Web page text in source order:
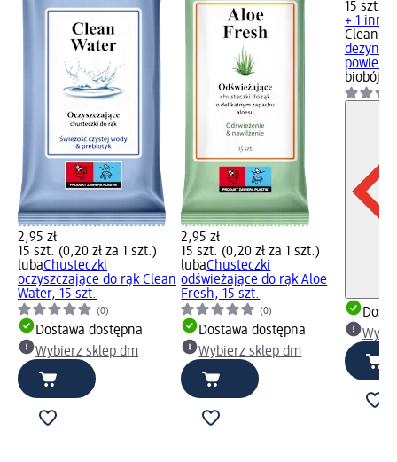
2,95 zł
15 szt. (0,20 zł za 1 szt.)
lubaChusteczki
oczyszczające do rąk Clean
Water, 15 szt.
(0)
Dostawa dostępna
Wybierz sklep dm
2,95 zł
15 szt. (0,20 zł za 1 szt.)
lubaChusteczki
odświeżające do rąk Aloe
Fresh, 15 szt.
(0)
Dostawa dostępna
Wybierz sklep dm
15 szt.
+ 1 inny
Cleanic